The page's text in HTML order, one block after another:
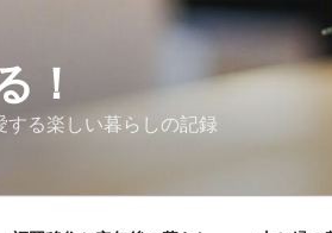
！
する楽しい暮らしの記録